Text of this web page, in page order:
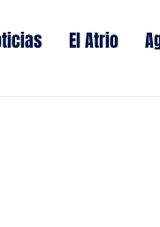
El Atrio